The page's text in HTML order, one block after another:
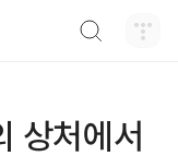
상처에서